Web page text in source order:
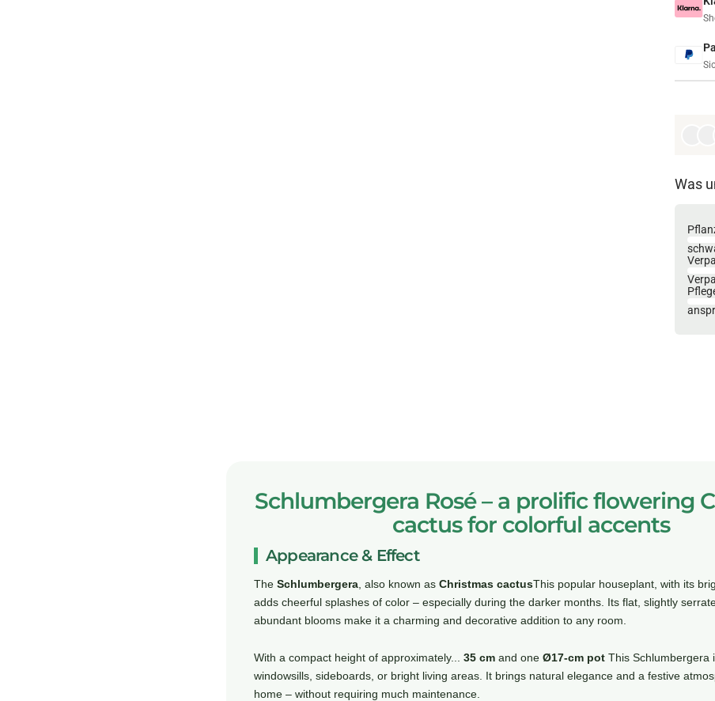
Was
Schlumbergera Rosé – a prolific flowering
cactus for colorful accents
Appearance & Effect
The Schlumbergera, also known as Christmas cactusThis popular houseplant, with its
adds cheerful splashes of color – especially during the darker months. Its flat, slightly
abundant blooms make it a charming and decorative addition to any room.
With a compact height of approximately... 35 cmand one Ø17-cm potThis Schlumbergera
windowsills, sideboards, or bright living areas. It brings natural elegance and a festive
home – without requiring much maintenance.